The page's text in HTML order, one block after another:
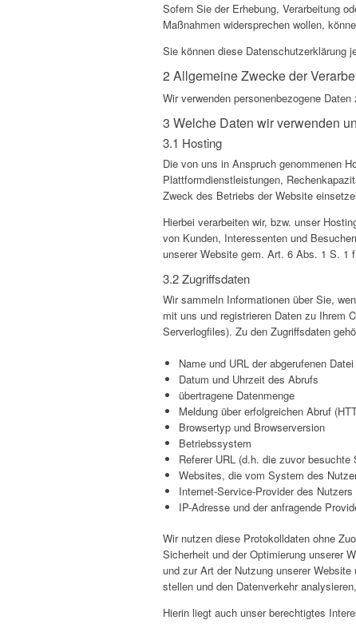
Sofern Sie der Erhebung, Verarbeitung
Maßnahmen widersprechen wollen,
Sie können diese Datenschutzerklärung
2 Allgemeine Zwecke der
Wir verwenden personenbezogene
3 Welche Daten wir verwenden
3.1 Hosting
Die von uns in Anspruch genommenen
Plattformdienstleistungen,
Zweck des Betriebs der Website
Hierbei verarbeiten wir, bzw. unser
von Kunden, Interessenten und
unserer Website gem. Art. 6 Abs. 1 S. 1
3.2 Zugriffsdaten
Wir sammeln Informationen über Sie,
mit uns und registrieren Daten zu Ihrem
Serverlogfiles). Zu den Zugriffsdaten
Name und URL der abgerufenen Datei
Datum und Uhrzeit des Abrufs
übertragene Datenmenge
Meldung über erfolgreichen Abruf
Browsertyp und Browserversion
Betriebssystem
Referer URL (d.h. die zuvor besuchte
Websites, die vom System des
Internet-Service-Provider des Nutzers
IP-Adresse und der anfragende
Wir nutzen diese Protokolldaten ohne
Sicherheit und der Optimierung unserer
und zur Art der Nutzung unserer
stellen und den Datenverkehr
Hierin liegt auch unser berechtigtes